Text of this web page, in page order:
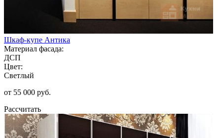
Шкаф-купе Антика
Материал фасада:
ДСП
Цвет:
Светлый
от 55 000 руб.
Рассчитать